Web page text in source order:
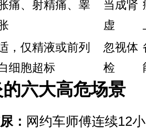
痛、射精痛、睾
当成肾
虚
，仅精液或前列
细胞超标
忽视体
检
六大高危场景
： 网约车师傅连续12